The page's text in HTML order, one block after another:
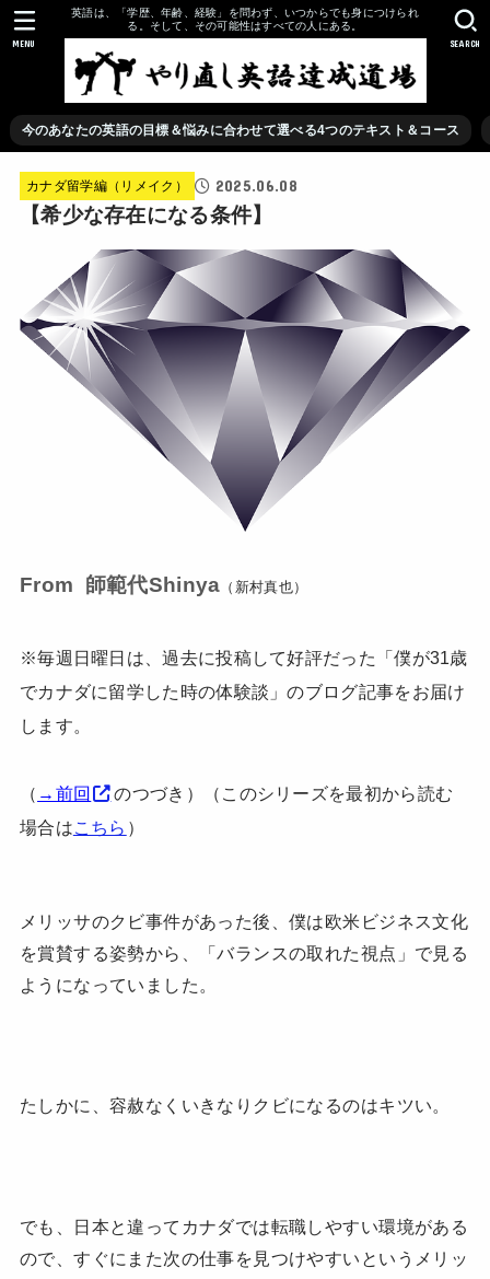
英語は、「学歴、年齢、経験」を問わず、いつからでも身につけられ
る。そして、その可能性はすべての人にある。
今のあなたの英語の目標＆悩みに合わせて選べる4つのテキスト＆コース
SEARCH
MENU
カナダ留学編（リメイク） 2025.06.08
【希少な存在になる条件】
From 師範代Shinya （新村真也）
※毎週日曜日は、過去に投稿して好評だった「僕が31歳
でカナダに留学した時の体験談」のブログ記事をお届け
します。
（ →前回
のつづき）（このシリーズを最初から読む
場合はこちら ）
メリッサのクビ事件があった後、僕は欧米ビジネス文化
を賞賛する姿勢から、「バランスの取れた視点」で見る
ようになっていました。
たしかに、容赦なくいきなりクビになるのはキツい。
でも、日本と違ってカナダでは転職しやすい環境がある
ので、すぐにまた次の仕事を見つけやすいというメリッ